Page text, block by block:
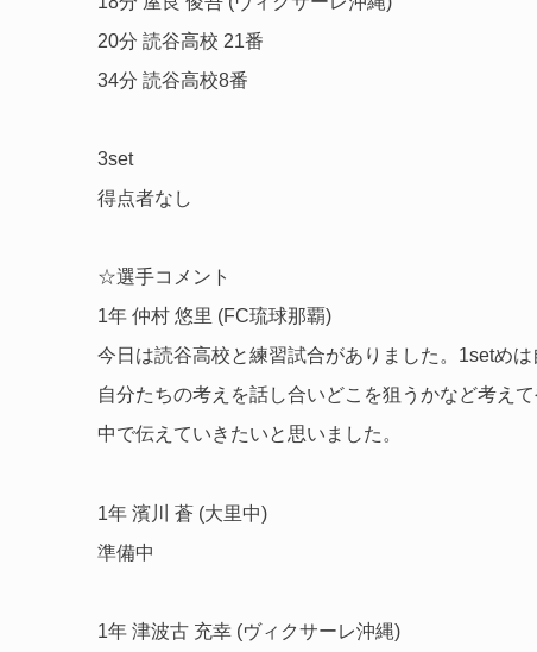
20分 読谷高校 21番
34分 読谷高校8番
3set
得点者なし
☆選手コメント
1年 仲村 悠里 (FC琉球那覇)
今日は読谷高校と練習試合がありました。1setめ
自分たちの考えを話し合いどこを狙うかなど考え
中で伝えていきたいと思いました。
1年 濱川 蒼 (大里中)
準備中
1年 津波古 充幸 (ヴィクサーレ沖縄)